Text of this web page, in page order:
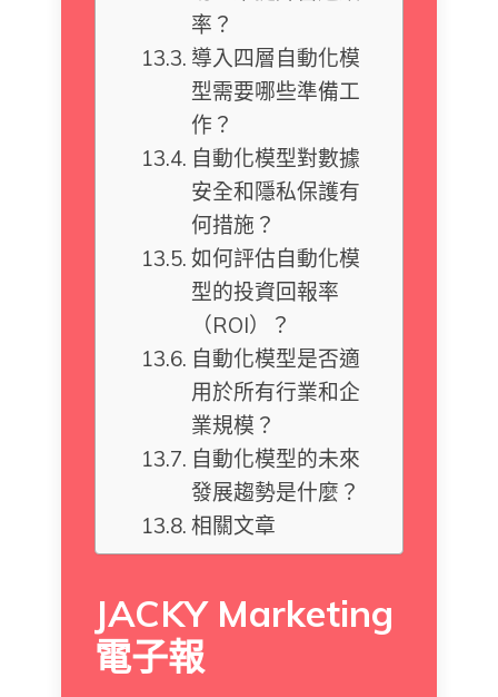
率？
導入四層自動化模
型需要哪些準備工
作？
自動化模型對數據
安全和隱私保護有
何措施？
如何評估自動化模
型的投資回報率
（ROI）？
自動化模型是否適
用於所有行業和企
業規模？
自動化模型的未來
發展趨勢是什麼？
相關文章
JACKY Marketing
電子報